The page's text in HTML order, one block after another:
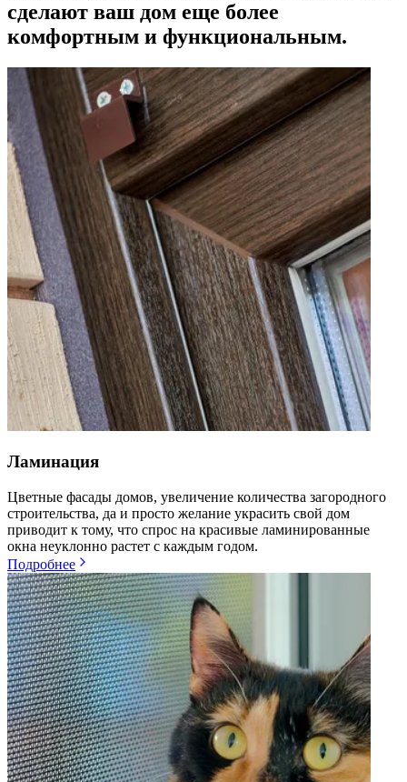
сделают ваш дом еще более
комфортным и функциональным.
Ламинация
Цветные фасады домов, увеличение количества загородного
строительства, да и просто желание украсить свой дом
приводит к тому, что спрос на красивые ламинированные
окна неуклонно растет с каждым годом.
Подробнее